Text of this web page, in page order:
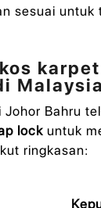
sesuai untuk
Malaysia
Johor Bahru
lock untuk
ringkasan: